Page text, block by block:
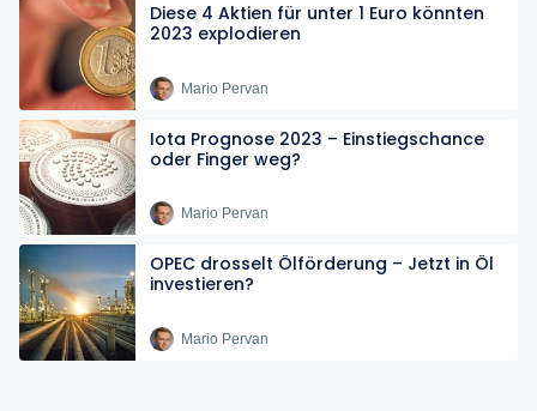
Diese 4 Aktien für unter 1 Euro könnten
2023 explodieren
Mario Pervan
Iota Prognose 2023 – Einstiegschance
oder Finger weg?
Mario Pervan
OPEC drosselt Ölförderung – Jetzt in Öl
investieren?
Mario Pervan